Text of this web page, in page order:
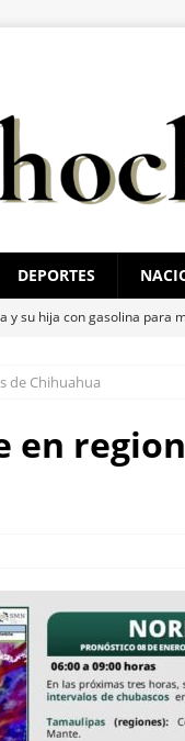
DEPORTES
y su hija con gasolina para
aseguran un tigre de
con vecinos de El
acciones de seguridad
de Chihuahua
en